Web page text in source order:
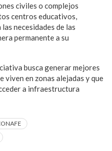
civiles o complejos
centros educativos,
necesidades de las
permanente a su
busca generar mejores
viven en zonas alejadas y que
a infraestructura